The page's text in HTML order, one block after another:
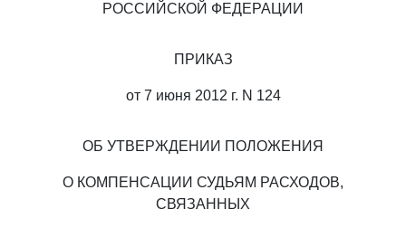
РОССИЙСКОЙ ФЕДЕРАЦИИ
ПРИКАЗ
от 7 июня 2012 г. N 124
ОБ УТВЕРЖДЕНИИ ПОЛОЖЕНИЯ
О КОМПЕНСАЦИИ СУДЬЯМ РАСХОДОВ,
СВЯЗАННЫХ